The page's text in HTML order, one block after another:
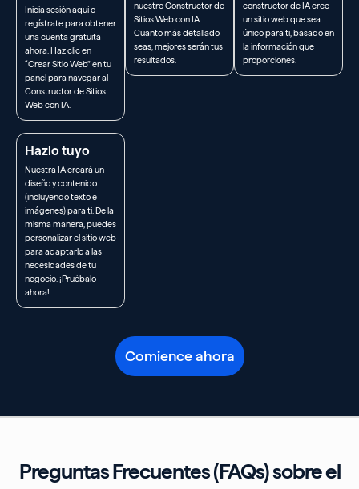
Inicia sesión aquí o
regístrate para obtener
una cuenta gratuita
ahora. Haz clic en
“Crear Sitio Web” en tu
panel para navegar al
Constructor de Sitios
Web con IA.
nuestro Constructor de
Sitios Web con IA.
Cuanto más detallado
seas, mejores serán tus
resultados.
constructor de IA cree
un sitio web que sea
único para ti, basado en
la información que
proporciones.
Hazlo tuyo
Nuestra IA creará un
diseño y contenido
(incluyendo texto e
imágenes) para ti. De la
misma manera, puedes
personalizar el sitio web
para adaptarlo a las
necesidades de tu
negocio. ¡Pruébalo
ahora!
Comience ahora
Preguntas Frecuentes (FAQs) sobre el